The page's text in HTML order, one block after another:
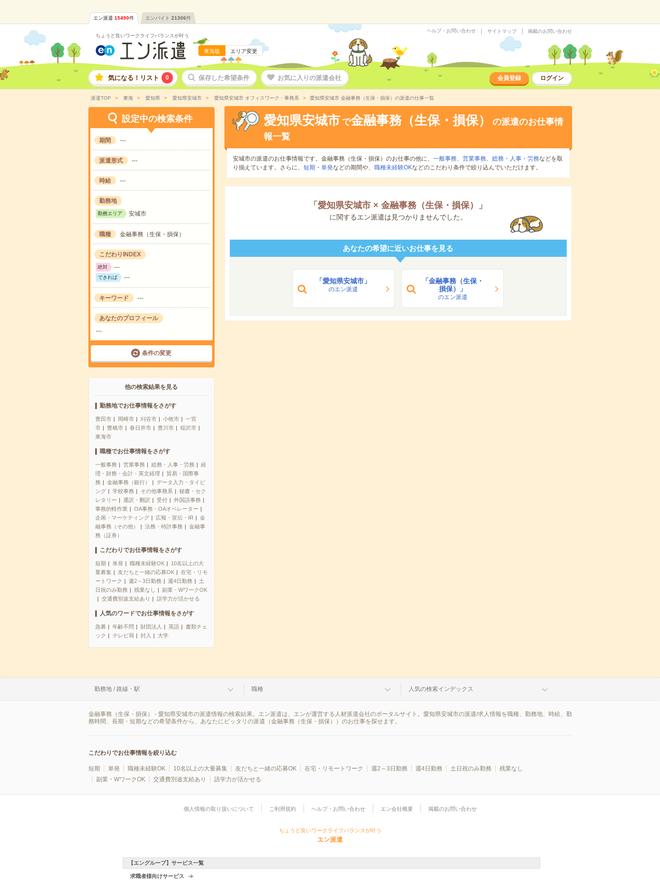
エン派遣 15490件 エンバイト 21306件
ちょうど良いワークライフバランスが叶う
東海版 エリア変更
ヘルプ・お問い合わせ サイトマップ 掲載のお問い合わせ
気になる！リスト 0 保存した希望条件 お気に入りの派遣会社 会員登録 ログイン
派遣TOP 東海 愛知県 愛知県安城市 愛知県安城市 オフィスワーク・事務系 愛知県安城市 金融事務（生保・損保）の派遣の仕事一覧
設定中の検索条件
期間 ---
派遣形式 ---
時給 ---
勤務地
勤務エリア 安城市
職種 金融事務（生保・損保）
こだわりINDEX
絶対 ---
できれば ---
キーワード ---
あなたのプロフィール
---
条件の変更
他の検索結果を見る
勤務地でお仕事情報をさがす
豊田市 岡崎市 刈谷市 小牧市
一宮
市
豊橋市 春日井市 豊川市
稲沢市
東海市
職種でお仕事情報をさがす
一般事務 営業事務 総務・人事・労務
経
理・財務・会計・英文経理
貿易・国際事
務
金融事務（銀行）
データ入力・タイピ
ング
学校事務 その他事務系
秘書・セク
レタリー
通訳・翻訳 受付
外国語事務
事務的軽作業
OA事務・OAオペレーター
企画・マーケティング
広報・宣伝・IR
金
融事務（その他）
法務・特許事務
金融事
務（証券）
こだわりでお仕事情報をさがす
短期 単発 職種未経験OK
10名以上の大
量募集
友だちと一緒の応募OK
在宅・リモ
ートワーク
週2～3日勤務 週4日勤務
土
日祝のみ勤務
残業なし
副業・WワークOK
交通費別途支給あり
語学力が活かせる
人気のワードでお仕事情報をさがす
急募 年齢不問 財団法人 英語
書類チェ
ック
テレビ局 封入 大学
愛知県安城市 で金融事務（生保・損保）
の派遣のお仕事情
報一覧
安城市の派遣のお仕事情報です。金融事務（生保・損保）のお仕事の他に、 一般事務、 営業事務、 総務・人事・労務などを取
り揃えています。さらに、 短期 ・ 単発などの期間や、 職種未経験OKなどのこだわり条件で絞り込んでいただけます。
「 愛知県安城市 × 金融事務（生保・損保） 」
に関するエン派遣は見つかりませんでした。
あなたの希望に近いお仕事を見る
「愛知県安城市」
のエン派遣
「金融事務（生保・
損保）」
のエン派遣
勤務地 / 路線・駅 職種 人気の検索インデックス
金融事務（生保・損保） - 愛知県安城市の派遣情報の検索結果。エン派遣は、エンが運営する人材派遣会社のポータルサイト。愛知県安城市の派遣/求人情報を職種、勤務地、時給、勤
務時間、長期・短期などの希望条件から、あなたにピッタリの派遣（金融事務（生保・損保））のお仕事を探せます。
こだわりでお仕事情報を絞り込む
短期 単発 職種未経験OK 10名以上の大量募集 友だちと一緒の応募OK 在宅・リモートワーク 週2～3日勤務 週4日勤務 土日祝のみ勤務
残業なし
副業・WワークOK
交通費別途支給あり 語学力が活かせる
個人情報の取り扱いについて ご利用規約 ヘルプ・お問い合わせ エン会社概要 掲載のお問い合わせ
ちょうど良いワークライフバランスが叶う
エン派遣
【エングループ】サービス一覧
求職者様向けサービス